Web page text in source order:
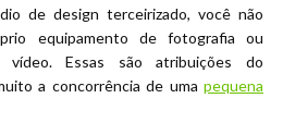
de design terceirizado, você não
equipamento de fotografia ou
Essas são atribuições do
a concorrência de uma pequena